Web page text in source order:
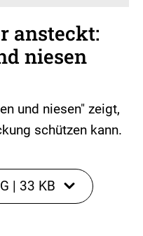
ansteckt:
niesen
und niesen" zeigt,
schützen kann.
| 33 KB